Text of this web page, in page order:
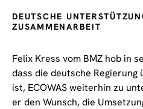
DEUTSCHE
ZUSAMMENARBEIT
Felix Kress vom BMZ hob in
dass die deutsche Regierung
ist, ECOWAS weiterhin zu
er den Wunsch, die